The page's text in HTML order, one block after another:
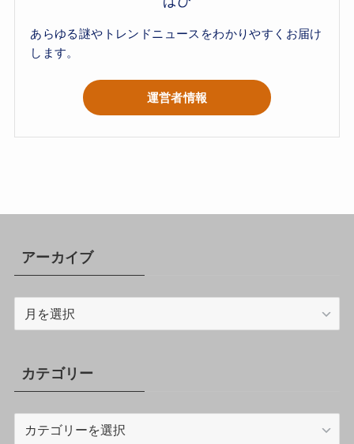
あらゆる謎やトレンドニュースをわかりやすくお届け
します。
運営者情報
アーカイブ
ブ
カテゴリー